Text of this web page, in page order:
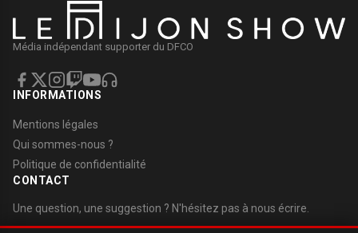
Média indépendant supporter du DFCO
INFORMATIONS
Mentions légales
Qui sommes-nous ?
Politique de confidentialité
CONTACT
Une question, une suggestion ? N'hésitez pas à nous écrire.